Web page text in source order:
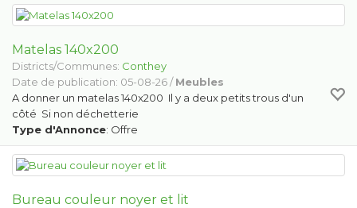
Matelas 140x200
Districts/Communes: Conthey
Date de publication: 05-08-26 /Meubles
A donner un matelas 140x200 Il y a deux petits trous d'un
côté Si non déchetterie
Type d'Annonce: Offre
Bureau couleur noyer et lit